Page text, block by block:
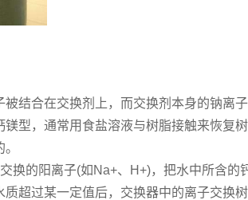
结合在交换剂上，而交换剂本身的钠离
型，通常用食盐溶液与树脂接触来恢复
的阳离子(如Na+、H+)，把水中所含的
超过某一定值后，交换器中的离子交换